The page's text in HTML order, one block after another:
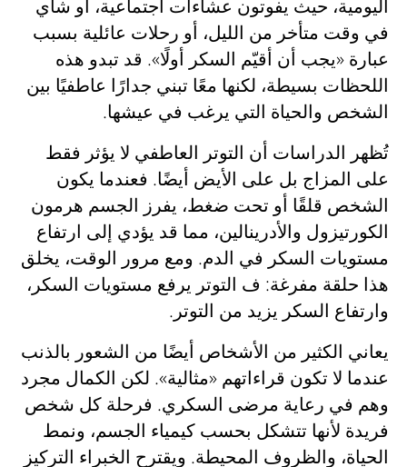
اليومية، حيث يفوتون عشاءات اجتماعية، أو شاي
في وقت متأخر من الليل، أو رحلات عائلية بسبب
عبارة «يجب أن أقيّم السكر أولًا». قد تبدو هذه
اللحظات بسيطة، لكنها معًا تبني جدارًا عاطفيًا بين
الشخص والحياة التي يرغب في عيشها.
تُظهر الدراسات أن التوتر العاطفي لا يؤثر فقط
على المزاج بل على الأيض أيضًا. فعندما يكون
الشخص قلقًا أو تحت ضغط، يفرز الجسم هرمون
الكورتيزول والأدرينالين، مما قد يؤدي إلى ارتفاع
مستويات السكر في الدم. ومع مرور الوقت، يخلق
هذا حلقة مفرغة: ف التوتر يرفع مستويات السكر،
وارتفاع السكر يزيد من التوتر.
يعاني الكثير من الأشخاص أيضًا من الشعور بالذنب
عندما لا تكون قراءاتهم «مثالية». لكن الكمال مجرد
وهم في رعاية مرضى السكري. فرحلة كل شخص
فريدة لأنها تتشكل بحسب كيمياء الجسم، ونمط
الحياة، والظروف المحيطة. ويقترح الخبراء التركيز